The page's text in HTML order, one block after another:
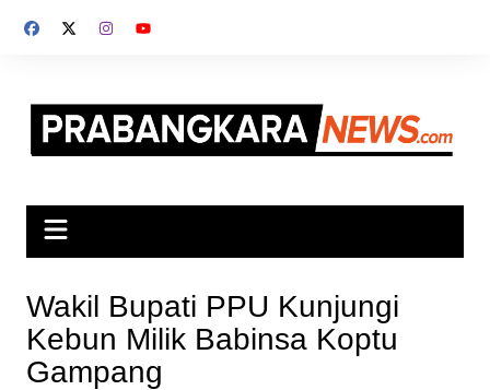
Wakil Bupati PPU Kunjungi
Kebun Milik Babinsa Koptu
Gampang